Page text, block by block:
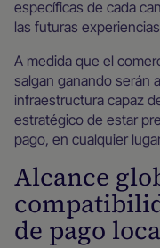
específicas de cada
las futuras
A medida que el
salgan ganando serán
infraestructura capaz
estratégico de estar
pago, en cualquier
Alcance
de pago